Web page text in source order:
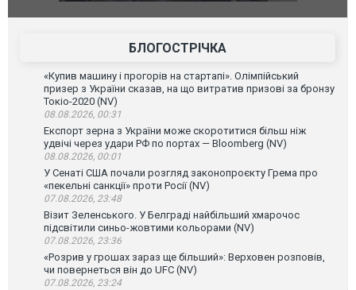
БЛОГОСТРІЧКА
«Купив машину і прогорів на стартапі». Олімпійський
призер з України сказав, на що витратив призові за бронзу
Токіо-2020 (NV)
08.08.2026, 00:31
Експорт зерна з України може скоротитися більш ніж
удвічі через удари РФ по портах — Bloomberg (NV)
08.08.2026, 00:01
У Сенаті США почали розгляд законопроєкту Грема про
«пекельні санкції» проти Росії (NV)
07.08.2026, 23:48
Візит Зеленського. У Белграді найбільший хмарочос
підсвітили синьо-жовтими кольорами (NV)
07.08.2026, 23:36
«Розрив у грошах зараз ще більший»: Верховен розповів,
чи повернеться він до UFC (NV)
07.08.2026, 23:24